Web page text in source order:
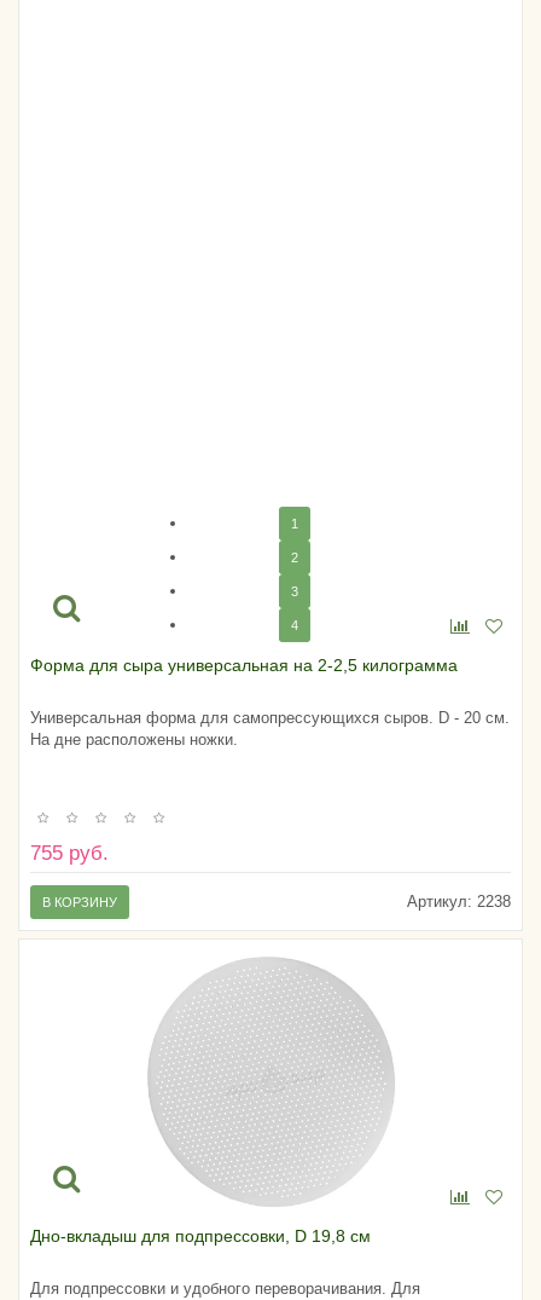
1
2
3
4
Форма для сыра универсальная на 2-2,5 килограмма
Универсальная форма для самопрессующихся сыров. D - 20 см.
На дне расположены ножки.
755 руб.
Артикул: 2238
В КОРЗИНУ
Дно-вкладыш для подпрессовки, D 19,8 см
Для подпрессовки и удобного переворачивания. Для